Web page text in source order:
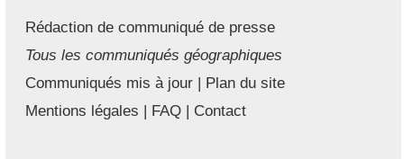
Rédaction de communiqué de presse
Tous les communiqués géographiques
Communiqués mis à jour | Plan du site
Mentions légales | FAQ | Contact